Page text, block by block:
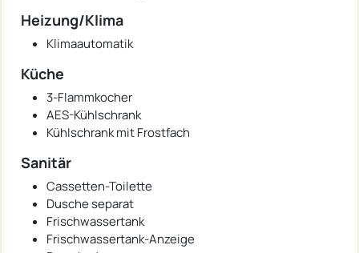
Heizung/Klima
Klimaautomatik
Küche
3-Flammkocher
AES-Kühlschrank
Kühlschrank mit Frostfach
Sanitär
Cassetten-Toilette
Dusche separat
Frischwassertank
Frischwassertank-Anzeige